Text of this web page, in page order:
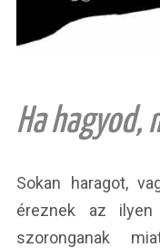
Ha hagyod,
Sokan haragot,
éreznek az ilyen
szoronganak